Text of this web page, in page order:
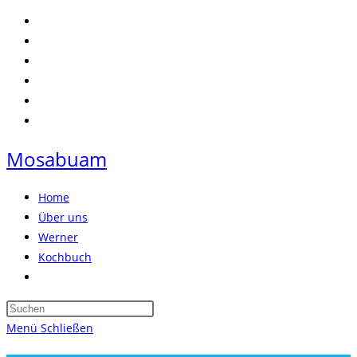
Zum
Inhalt
springen
Mosabuam
Home
Über uns
Werner
Kochbuch
umschalten
Press
Menü Schließen